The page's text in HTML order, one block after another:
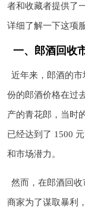
者和收藏者提供了
详细了解一下这项
一、郎酒回收
近年来，郎酒的
份的郎酒价格在过
产的青花郎，当时
已经达到了 1500
和市场潜力。
然而，在郎酒回
商家为了谋取暴利